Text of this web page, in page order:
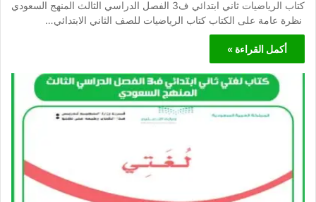
كتاب الرياضيات ثاني ابتدائي ف3 الفصل الدراسي الثالث المنهج السعودي
نظرة عامة على الكتاب كتاب الرياضيات للصف الثاني الابتدائي…
أكمل القراءة »